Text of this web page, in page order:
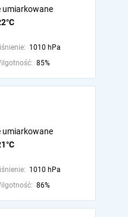
umiarkowane
1010 hPa
85%
umiarkowane
1010 hPa
86%